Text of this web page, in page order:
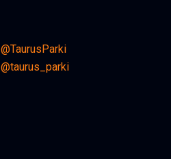
@TaurusParki
@taurus_parki